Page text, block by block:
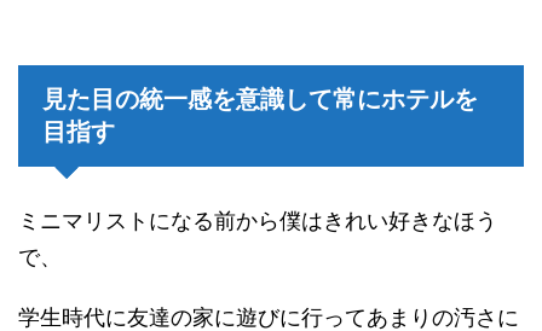
見た目の統一感を意識して常にホテルを
目指す
ミニマリストになる前から僕はきれい好きなほう
で、
学生時代に友達の家に遊びに行ってあまりの汚さに